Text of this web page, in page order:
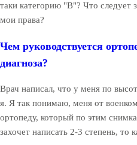
таки категорию "В"? Что следует
мои права?
Чем руководствуется
диагноза?
Врач написал, что у меня по
я. Я так понимаю, меня от
ортопеду, который по этим
захочет написать 2-3 степень, то